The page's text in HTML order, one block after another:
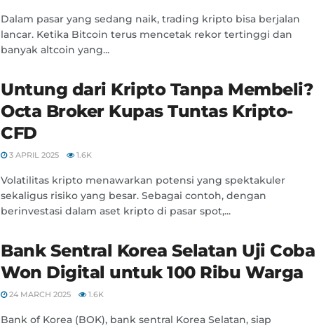
Dalam pasar yang sedang naik, trading kripto bisa berjalan
lancar. Ketika Bitcoin terus mencetak rekor tertinggi dan
banyak altcoin yang...
Untung dari Kripto Tanpa Membeli?
Octa Broker Kupas Tuntas Kripto-
CFD
3 APRIL 2025 1.6K
Volatilitas kripto menawarkan potensi yang spektakuler
sekaligus risiko yang besar. Sebagai contoh, dengan
berinvestasi dalam aset kripto di pasar spot,...
Bank Sentral Korea Selatan Uji Coba
Won Digital untuk 100 Ribu Warga
24 MARCH 2025 1.6K
Bank of Korea (BOK), bank sentral Korea Selatan, siap